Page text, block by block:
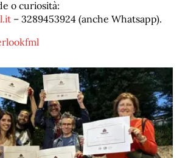
o curiosità:
– 3289453924 (anche Whatsapp).